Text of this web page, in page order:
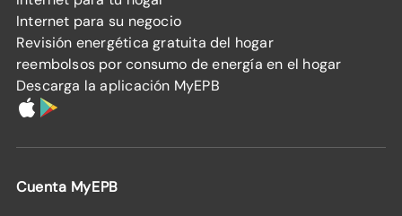
Internet para su negocio
Revisión energética gratuita del hogar
reembolsos por consumo de energía en el hogar
Descarga la aplicación MyEPB
Cuenta MyEPB